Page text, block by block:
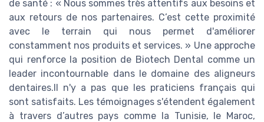
de santé : « Nous sommes très attentifs aux besoins et
aux retours de nos partenaires. C’est cette proximité
avec le terrain qui nous permet d'améliorer
constamment nos produits et services. » Une approche
qui renforce la position de Biotech Dental comme un
leader incontournable dans le domaine des aligneurs
dentaires.Il n'y a pas que les praticiens français qui
sont satisfaits. Les témoignages s'étendent également
à travers d’autres pays comme la Tunisie, le Maroc,